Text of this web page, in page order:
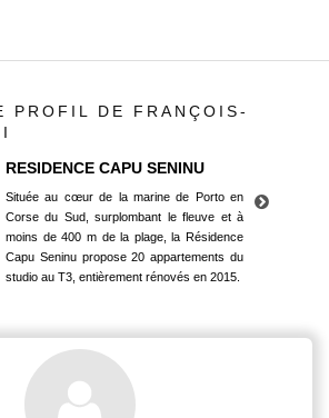
PROFIL DE FRANÇOIS-
RESIDENCE CAPU SENINU
Située au cœur de la marine de Porto en
Corse du Sud, surplombant le fleuve et à
moins de 400 m de la plage, la Résidence
Capu Seninu propose 20 appartements du
studio au T3, entièrement rénovés en 2015.
Corse du Sud, surplombant le fleuve et à
moins de 400 m de la plage, la Résidence
Capu Seninu propose 20 appartements du
studio au T3, entièrement rénovés en 2015.